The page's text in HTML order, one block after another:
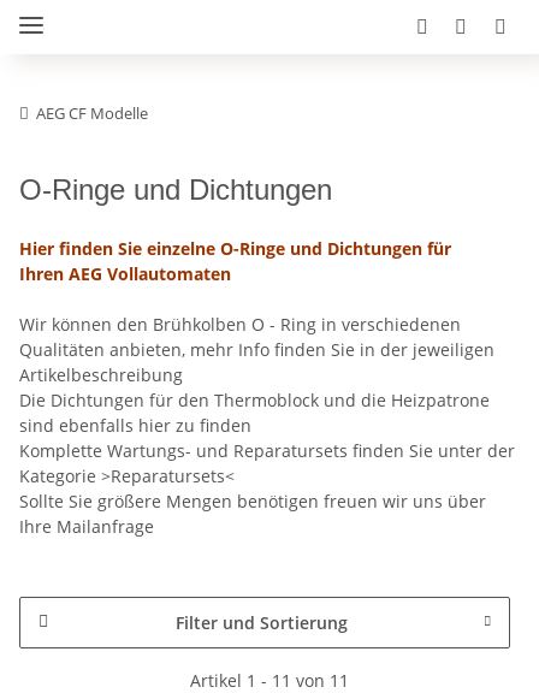
AEG CF Modelle
O-Ringe und Dichtungen
Hier finden Sie einzelne O-Ringe und Dichtungen für
Ihren AEG Vollautomaten
Wir können den Brühkolben O - Ring in verschiedenen
Qualitäten anbieten, mehr Info finden Sie in der jeweiligen
Artikelbeschreibung
Die Dichtungen für den Thermoblock und die Heizpatrone
sind ebenfalls hier zu finden
Komplette Wartungs- und Reparatursets finden Sie unter der
Kategorie >Reparatursets<
Sollte Sie größere Mengen benötigen freuen wir uns über
Ihre Mailanfrage
Filter und Sortierung
Artikel 1 - 11 von 11